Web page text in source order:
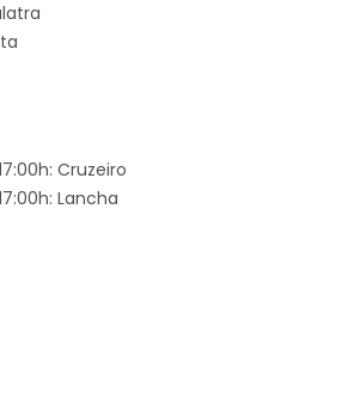
Cruzeiro
Lancha